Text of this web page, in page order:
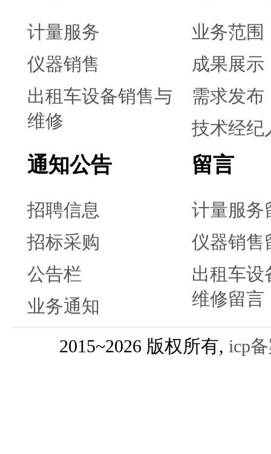
计量服务
仪器销售
出租车设备销售与
维修
业务范围
成果展示
需求发布
技术经纪
通知公告
招聘信息
招标采购
公告栏
业务通知
留言
计量服务
仪器销售
出租车设
维修留言
2015~2026 版权所有, icp